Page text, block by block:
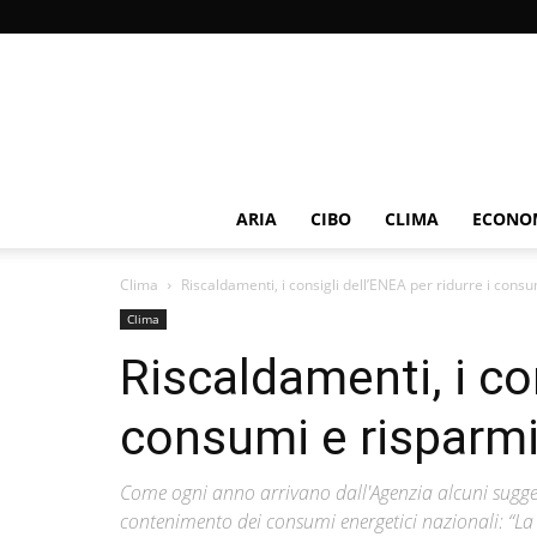
ARIA CIBO CLIMA
Clima Riscaldamenti, i consigli dell’ENEA per ridurre i
Clima
Riscaldamenti, i
consumi e
Come ogni anno arrivano dall'Agenzia alcuni
contenimento dei consumi energetici nazionali: